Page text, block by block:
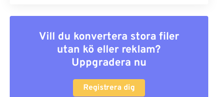
Vill du konvertera stora filer
utan kö eller reklam?
Uppgradera nu
Registrera dig